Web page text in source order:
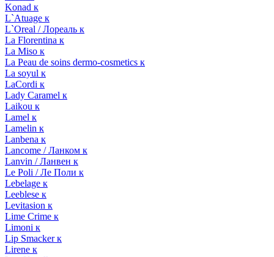
Konad к
L`Atuage к
L`Oreal / Лореаль к
La Florentina к
La Miso к
La Peau de soins dermo-cosmetics к
La soyul к
LaCordi к
Lady Caramel к
Laikou к
Lamel к
Lamelin к
Lanbena к
Lancome / Ланком к
Lanvin / Ланвен к
Le Poli / Ле Поли к
Lebelage к
Leeblese к
Levitasion к
Lime Crime к
Limoni к
Lip Smacker к
Lirene к